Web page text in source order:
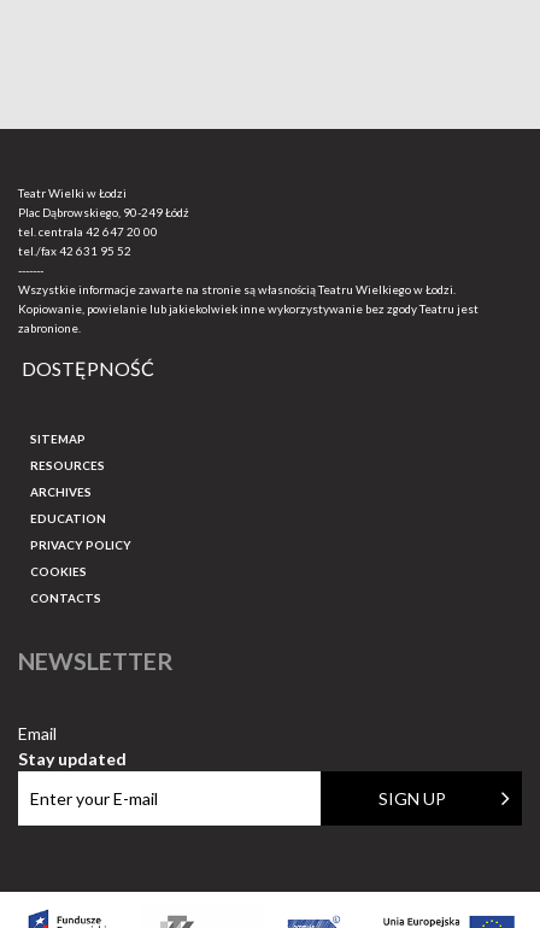
Teatr Wielki w Łodzi
Plac Dąbrowskiego, 90-249 Łódź
tel. centrala 42 647 20 00
tel./fax42 631 95 52
-------
Wszystkie informacje zawarte na stronie są własnością Teatru Wielkiego w Łodzi.
Kopiowanie, powielanie lub jakiekolwiek inne wykorzystywanie bez zgody Teatru jest
zabronione.
DOSTĘPNOŚĆ
SITEMAP
RESOURCES
ARCHIVES
EDUCATION
PRIVACY POLICY
COOKIES
CONTACTS
NEWSLETTER
Email
Stay updated